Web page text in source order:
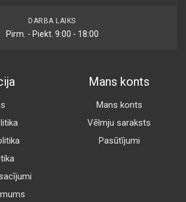
DARBA LAIKS
Pirm. - Piekt. 9:00 - 18:00
Mans konts
Mans konts
Vēlmju saraksts
Pasūtījumi